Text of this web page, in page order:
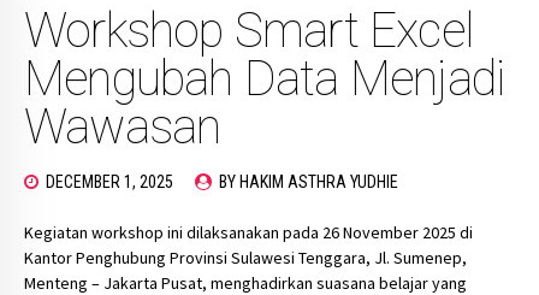
Workshop Smart Excel
Mengubah Data Menjadi
Wawasan
DECEMBER 1, 2025 BY HAKIM ASTHRA YUDHIE
Kegiatan workshop ini dilaksanakan pada 26 November 2025 di
Kantor Penghubung Provinsi Sulawesi Tenggara, Jl. Sumenep,
Menteng – Jakarta Pusat, menghadirkan suasana belajar yang